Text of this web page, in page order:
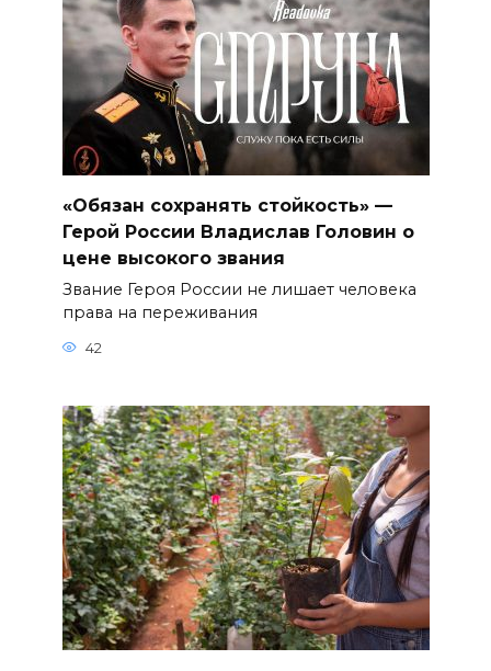
«Обязан сохранять стойкость» —
Герой России Владислав Головин о
цене высокого звания
Звание Героя России не лишает человека
права на переживания
42